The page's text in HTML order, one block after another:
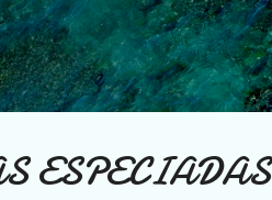
Ir al contenido principal
ESPECIADAS